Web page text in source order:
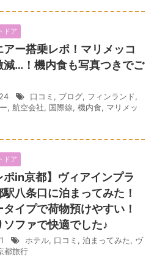
ドア
アー搭乗レポ！マリメッコ
減…！機内食も写真つきでご
口コミ , ブログ, フィンランド,
, 航空会社, 国際線, 機内食, マリメッ
ドア
ポin京都】ヴィアインプラ
駅八条口に泊まってみた！
タイプで荷物預けやすい！
ソファで快適でした♪
ホテル, 口コミ , 泊まってみた, ヴ
都旅行